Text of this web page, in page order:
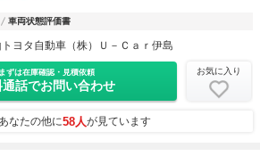
車両状態評価書
トヨタ自動車（株）Ｕ－Ｃａｒ伊島
まずは在庫確認・見積依頼
通話でお問い合わせ
お気に入り
なたの他に58人が見ています